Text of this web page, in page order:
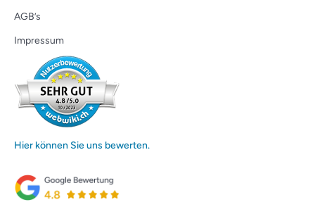
AGB’s
Impressum
Hier können Sie uns bewerten.